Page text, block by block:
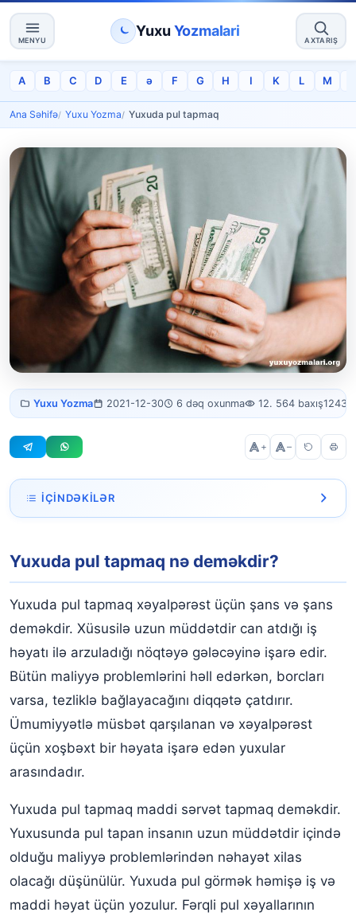
MENYU
Yuxu Yozmalari
AXTARIŞ
A B C D E ə F G H I K L M
Ana Səhifə Yuxu Yozma Yuxuda pul tapmaq
Yuxuda pul
tapmaq
Yuxu Yozma 2021-12-30 6 dəq oxunma 12. 564 baxış1243
+ –
İÇINDƏKILƏR
Yuxuda çoxlu pul tapmaq
Yuxuda kağız pul tapmaq və saymaq
Yuxuda kağız pul tapmaq
Pul yuxu yozmaları
Yuxuda pul tapmaq nə deməkdir?
Yuxuda pul tapmaq xəyalpərəst üçün şans və şans
deməkdir. Xüsusilə uzun müddətdir can atdığı iş
həyatı ilə arzuladığı nöqtəyə gələcəyinə işarə edir.
Bütün maliyyə problemlərini həll edərkən, borcları
varsa, tezliklə bağlayacağını diqqətə çatdırır.
Ümumiyyətlə müsbət qarşılanan və xəyalpərəst
üçün xoşbəxt bir həyata işarə edən yuxular
arasındadır.
Yuxuda pul tapmaq maddi sərvət tapmaq deməkdir.
Yuxusunda pul tapan insanın uzun müddətdir içində
olduğu maliyyə problemlərindən nəhayət xilas
olacağı düşünülür. Yuxuda pul görmək həmişə iş və
maddi həyat üçün yozulur. Fərqli pul xəyallarının